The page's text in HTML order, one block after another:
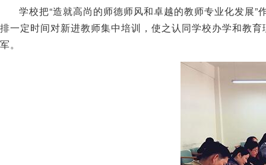
学校把“造就高尚的师德师风和卓越的教师专业化发展
排一定时间对新进教师集中培训，使之认同学校办学和教
军。